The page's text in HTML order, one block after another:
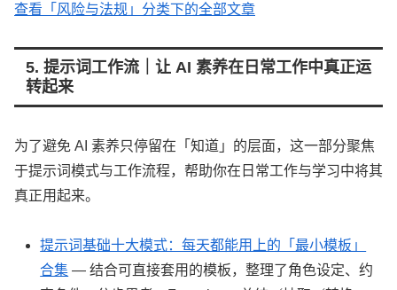
查看「风险与法规」分类下的全部文章
5. 提示词工作流｜让 AI 素养在日常工作中真正运
转起来
为了避免 AI 素养只停留在「知道」的层面，这一部分聚焦
于提示词模式与工作流程，帮助你在日常工作与学习中将其
真正用起来。
提示词基础十大模式：每天都能用上的「最小模板」
合集 — 结合可直接套用的模板，整理了角色设定、约